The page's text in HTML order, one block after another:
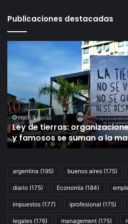
Publicaciones destacadas
organizaciones
gremios
y
famosos
se
suman
a
marcha
Congreso
Hace 9 horas
Ley de tierras:
y famosos se suman a la
argentina (195) buenos aires (175)
diario (175) Economía (184)
impuestos (177) iprofesional (175)
legales (176) management (175)